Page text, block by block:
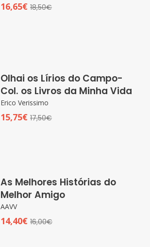
16,65€ 18,50€
Olhai os Lírios do Campo-
Col. os Livros da Minha Vida
Erico Verissimo
15,75€ 17,50€
As Melhores Histórias do
Melhor Amigo
AAVV
14,40€ 16,00€